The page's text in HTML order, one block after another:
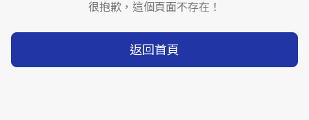
很抱歉，這個頁面不存在！
返回首頁